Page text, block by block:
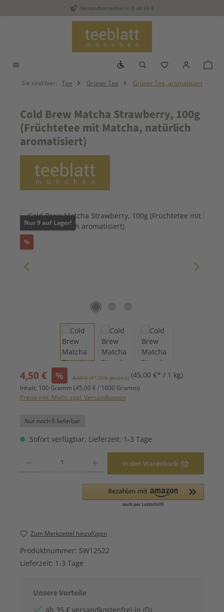
Zum Hauptinhalt springenVersandkostenfrei in D ab 35 €
Werkzeugleiste anzeigen
Du hast 0
Sie sind hier: Tee Grüner Tee Grüner Tee, aromatisiert
Cold Brew Matcha Strawberry, 100g
(Früchtetee mit Matcha, natürlich
aromatisiert)
Bildergalerie überspringen
Nur 9 auf Lager!
%Rabatt
Verkaufspreis:
4,50 € % Regulärer Preis:
8,50 € (47.06% gespart) (45,00 €* / 1 kg)
Inhalt: 100 Gramm (45,00 € / 1000 Gramm)
Preise inkl. MwSt. zzgl. Versandkosten
Nur noch 9 lieferbar
Sofort verfügbar, Lieferzeit: 1-3 Tage
In den Warenkorb
Zum Merkzettel hinzufügen
Produktnummer: SW12522
Lieferzeit: 1-3 Tage
Unsere Vorteile
ab 35 € versandkostenfrei in (D)